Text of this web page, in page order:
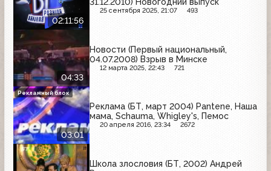
02:11:56
25 сентября 2025, 21:07 493
04:33
Новости (Первый национальный,
04.07.2008) Взрыв в Минске
12 марта 2025, 22:43 721
03:01
Реклама (БТ, март 2004) Pantene, Наша
мама, Schauma, Whigley's, Пемос
20 апреля 2016, 23:34 2672
Рекламный блок
Школа злословия (БТ, 2002) Андрей